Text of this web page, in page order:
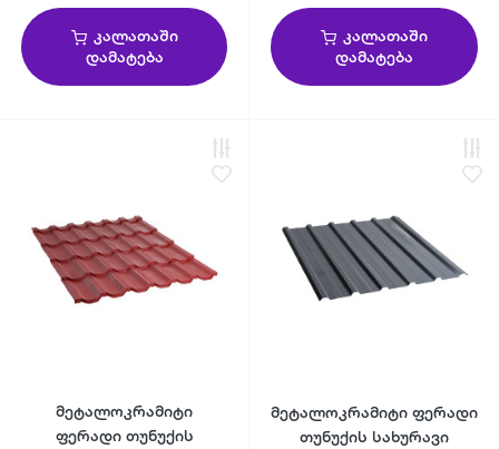
კალათაში
დამატება
კალათაში
დამატება
მეტალოკრამიტი
ფერადი თუნუქის
მეტალოკრამიტი ფერადი
თუნუქის სახურავი